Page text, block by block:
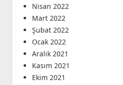
Nisan 2022
Mart 2022
Şubat 2022
Ocak 2022
Aralık 2021
Kasım 2021
Ekim 2021